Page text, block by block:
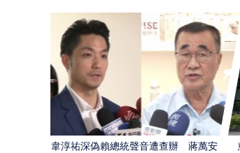
韋淳祐深偽賴總統聲音遭查辦 蔣萬安態